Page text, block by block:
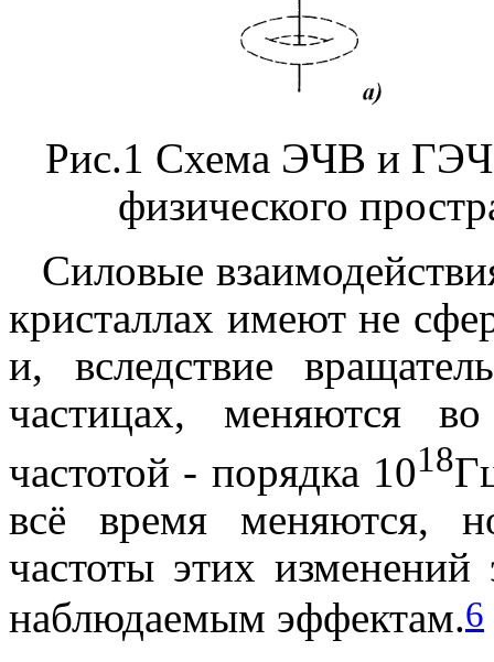
Рис.1 Схема ЭЧВ и ГЭЧ
физического
Силовые
кристаллах имеют не
и, вследствие
частицах, меняются
частотой - порядка 1018
всё время меняются,
частоты этих
наблюдаемым эффектам.6